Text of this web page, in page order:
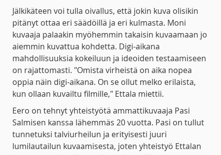
Jälkikäteen voi tulla oivallus, että jokin kuva olisikin
pitänyt ottaa eri säädöillä ja eri kulmasta. Moni
kuvaaja palaakin myöhemmin takaisin kuvaamaan jo
aiemmin kuvattua kohdetta. Digi-aikana
mahdollisuuksia kokeiluun ja ideoiden testaamiseen
on rajattomasti. "Omista virheistä on aika nopea
oppia näin digi-aikana. On se ollut melko erilaista,
kun ollaan kuvailtu filmille," Ettala miettii.
Eero on tehnyt yhteistyötä ammattikuvaaja Pasi
Salmisen kanssa lähemmäs 20 vuotta. Pasi on tullut
tunnetuksi talviurheilun ja erityisesti juuri
lumilautailun kuvaamisesta, joten yhteistyö Ettalan